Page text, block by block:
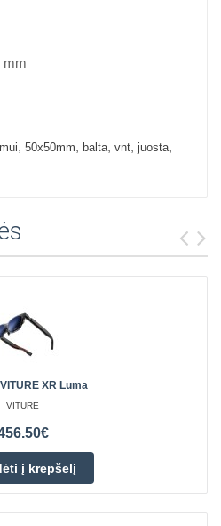
mm
, 50x50mm, balta, vnt, juosta,
XR Luma
VITURE
į krepšelį